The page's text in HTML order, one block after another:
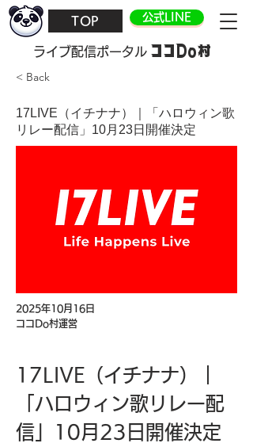
TOP 公式LINE
​ライブ配信ポータル ココDo村
< Back
17LIVE（イチナナ）｜「ハロウィン歌
リレー配信」10月23日開催決定
2025年10月16日
ココDo村運営
17LIVE（イチナナ）｜
「ハロウィン歌リレー配
信」10月23日開催決定